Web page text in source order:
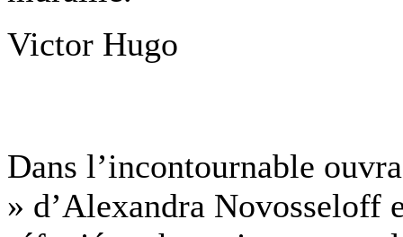
Victor Hugo
Dans l’incontournable
» d’Alexandra Novosseloff